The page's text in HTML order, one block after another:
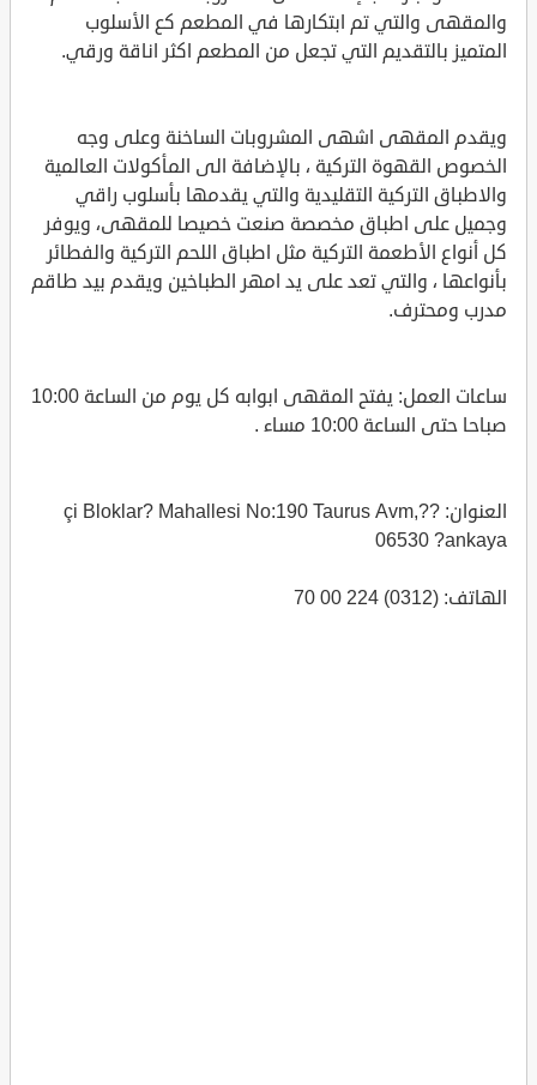
والمقهى والتي تم ابتكارها في المطعم كع الأسلوب
المتميز بالتقديم التي تجعل من المطعم اكثر اناقة ورقي.
ويقدم المقهى اشهى المشروبات الساخنة وعلى وجه
الخصوص القهوة التركية ، بالإضافة الى المأكولات العالمية
والاطباق التركية التقليدية والتي يقدمها بأسلوب راقي
وجميل على اطباق مخصصة صنعت خصيصا للمقهى، ويوفر
كل أنواع الأطعمة التركية مثل اطباق اللحم التركية والفطائر
بأنواعها ، والتي تعد على يد امهر الطباخين ويقدم بيد طاقم
مدرب ومحترف.
ساعات العمل: يفتح المقهى ابوابه كل يوم من الساعة 10:00
صباحا حتى الساعة 10:00 مساء .
العنوان: ??çi Bloklar? Mahallesi No:190 Taurus Avm,
06530 ?ankaya
الهاتف: (0312) 224 00 70